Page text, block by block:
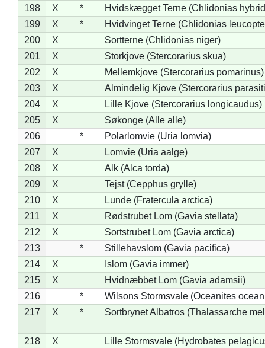
198
X *
Hvidskægget Terne (Chlidonias
199
X *
Hvidvinget Terne (Chlidonias
200
X
Sortterne (Chlidonias niger)
201
X
Storkjove (Stercorarius skua)
202
X
Mellemkjove (Stercorarius pomarinus)
203
X
Almindelig Kjove (Stercorarius
204
X
Lille Kjove (Stercorarius longicaudus)
205
X
Søkonge (Alle alle)
206
*
Polarlomvie (Uria lomvia)
207
X
Lomvie (Uria aalge)
208
X
Alk (Alca torda)
209
X
Tejst (Cepphus grylle)
210
X
Lunde (Fratercula arctica)
211
X
Rødstrubet Lom (Gavia stellata)
212
X
Sortstrubet Lom (Gavia arctica)
213
*
Stillehavslom (Gavia pacifica)
214
X
Islom (Gavia immer)
215
X
Hvidnæbbet Lom (Gavia adamsii)
216
*
Wilsons Stormsvale (Oceanites
217
X * Sortbrynet Albatros (Thalassarche
218 X Lille Stormsvale (Hydrobates